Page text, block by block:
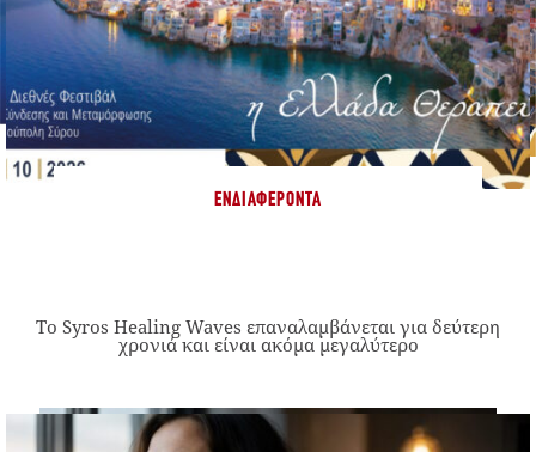
ΕΝΔΙΑΦΈΡΟΝΤΑ
Το Syros Healing Waves επαναλαμβάνεται για δεύτερη
χρονιά και είναι ακόμα μεγαλύτερο